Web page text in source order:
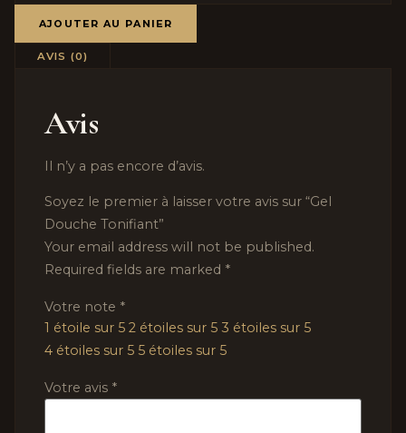
AJOUTER AU PANIER
AVIS (0)
Avis
Il n’y a pas encore d’avis.
Soyez le premier à laisser votre avis sur “Gel
Douche Tonifiant”
Your email address will not be published.
Required fields are marked *
Votre note *
1 étoile sur 5 2 étoiles sur 5 3 étoiles sur 5
4 étoiles sur 5 5 étoiles sur 5
Votre avis *